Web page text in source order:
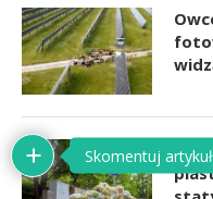
Skomentuj artykuł